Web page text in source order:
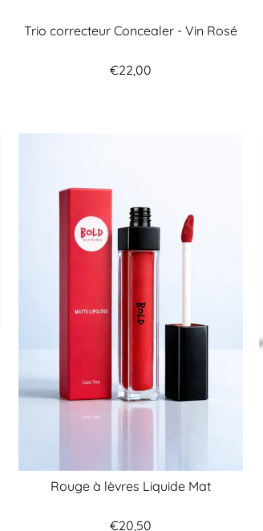
Trio correcteur Concealer - Vin Rosé
€22,00
Rouge à lèvres Liquide Mat
€20,50